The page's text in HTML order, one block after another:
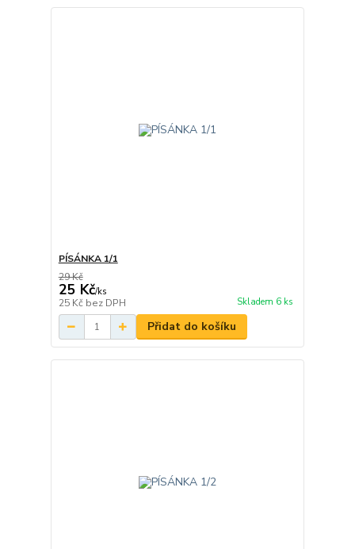
PÍSÁNKA 1/1
29 Kč
25 Kč/ks
25 Kč bez DPH Skladem 6 ks
Přidat do košíku